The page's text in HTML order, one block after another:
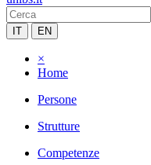
IT EN
×
Home
Persone
Strutture
Competenze